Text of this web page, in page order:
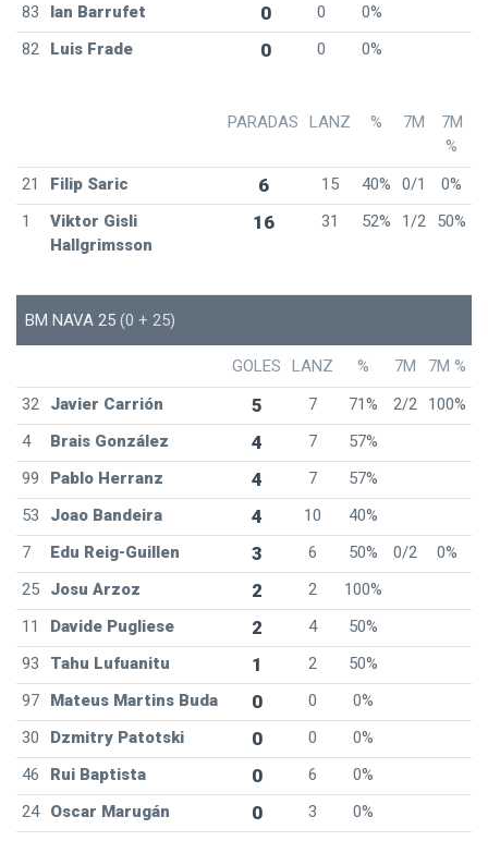
83 Ian Barrufet 0 0
0%
82
Luis Frade 0 0 0%
PARADAS LANZ % 7M
7M
%
21
Filip Saric 6 15 40% 0/1
0%
1
Viktor Gisli
Hallgrimsson
16 31 52% 1/2 50%
BM NAVA 25 (0 + 25)
GOLES LANZ % 7M
7M %
32
Javier Carrión 5 7 71% 2/2
100%
4
Brais González 4 7
57%
99
Pablo Herranz 4 7
57%
53
Joao Bandeira 4 10
40%
7
Edu Reig-Guillen 3 6 50% 0/2
0%
25
Josu Arzoz 2 2
100%
11
Davide Pugliese 2 4
50%
93
Tahu Lufuanitu 1 2
50%
97
Mateus Martins Buda 0 0
0%
30
Dzmitry Patotski 0 0
0%
46
Rui Baptista 0 6
0%
24
Oscar Marugán 0 3
0%